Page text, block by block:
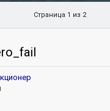
Страница 1 из 2